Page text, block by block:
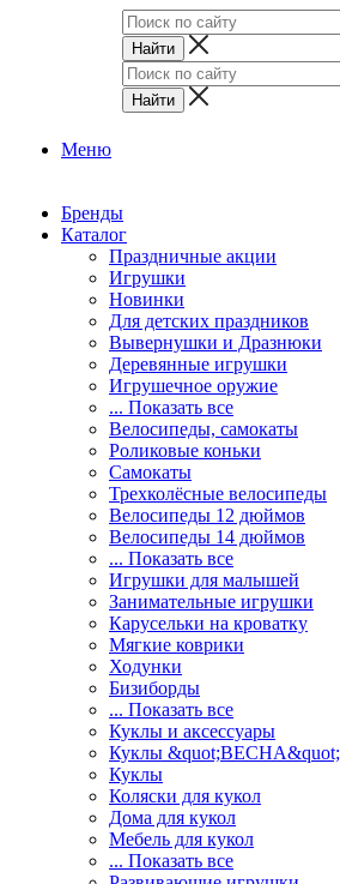
Меню
Бренды
Каталог
Праздничные акции
Игрушки
Новинки
Для детских праздников
Вывернушки и Дразнюки
Деревянные игрушки
Игрушечное оружие
... Показать все
Велосипеды, самокаты
Роликовые коньки
Самокаты
Трехколёсные велосипеды
Велосипеды 12 дюймов
Велосипеды 14 дюймов
... Показать все
Игрушки для малышей
Занимательные игрушки
Карусельки на кроватку
Мягкие коврики
Ходунки
Бизиборды
... Показать все
Куклы и аксессуары
Куклы &quot;ВЕСНА&quot;
Куклы
Коляски для кукол
Дома для кукол
Мебель для кукол
... Показать все